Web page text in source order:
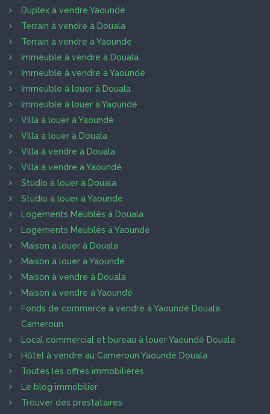
Duplex à vendre Yaoundé
Terrain à vendre à Douala
Terrain à vendre à Yaoundé
Immeuble à vendre à Douala
Immeuble à vendre à Yaoundé
Immeuble à louer à Douala
Immeuble à louer à Yaoundé
Villa à louer à Yaoundé
Villa à louer à Douala
Villa à vendre à Douala
Villa à vendre à Yaoundé
Studio à louer à Douala
Studio à louer à Yaoundé
Logements Meublés à Douala
Logements Meublés à Yaoundé
Maison à louer à Douala
Maison à louer à Yaoundé
Maison à vendre à Douala
Maison à vendre à Yaoundé
Fonds de commerce à vendre à Yaoundé Douala
Cameroun
Local commercial et bureau à louer Yaoundé Douala
Hôtel à vendre au Cameroun Yaoundé Douala
Toutes les offres immobilières
Le blog immobilier
Trouver des prestataires